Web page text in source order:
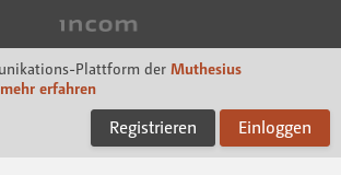
Plattform der Muthesius
mehr erfahren
Registrieren Einloggen